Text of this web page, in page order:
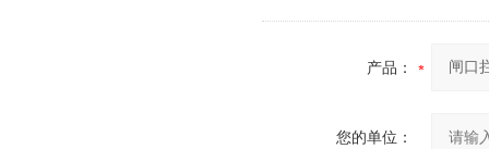
产品：
您的单位：